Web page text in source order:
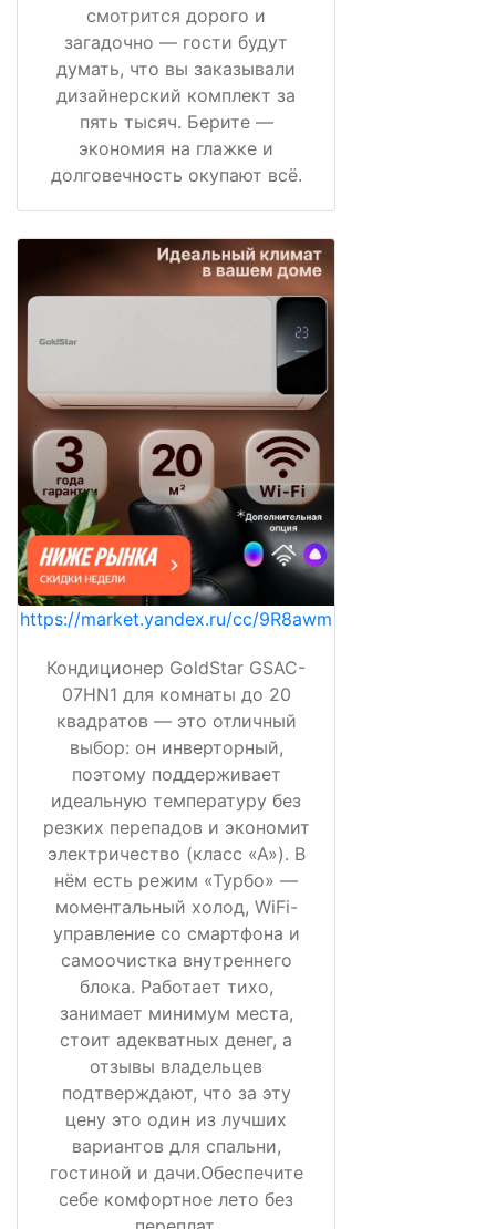
смотрится дорого и
загадочно — гости будут
думать, что вы заказывали
дизайнерский комплект за
пять тысяч. Берите —
экономия на глажке и
долговечность окупают всё.
https://market.yandex.ru/cc/9R8awm
Кондиционер GoldStar GSAC-
07HN1 для комнаты до 20
квадратов — это отличный
выбор: он инверторный,
поэтому поддерживает
идеальную температуру без
резких перепадов и экономит
электричество (класс «А»). В
нём есть режим «Турбо» —
моментальный холод, WiFi-
управление со смартфона и
самоочистка внутреннего
блока. Работает тихо,
занимает минимум места,
стоит адекватных денег, а
отзывы владельцев
подтверждают, что за эту
цену это один из лучших
вариантов для спальни,
гостиной и дачи.Обеспечите
себе комфортное лето без